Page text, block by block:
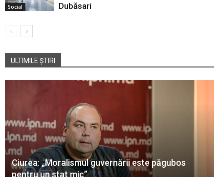
Social
Dubăsari
ULTIMILE ȘTIRI
Ciurea: „Moralismul guvernării este păgubos
pentru un stat mic”